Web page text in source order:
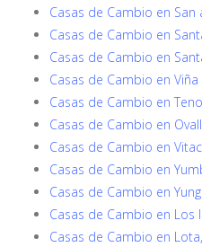
Casas de Cambio en
Casas de Cambio en
Casas de Cambio en
Casas de Cambio en
Casas de Cambio en
Casas de Cambio en
Casas de Cambio en
Casas de Cambio en
Casas de Cambio en
Casas de Cambio en Los
Casas de Cambio en